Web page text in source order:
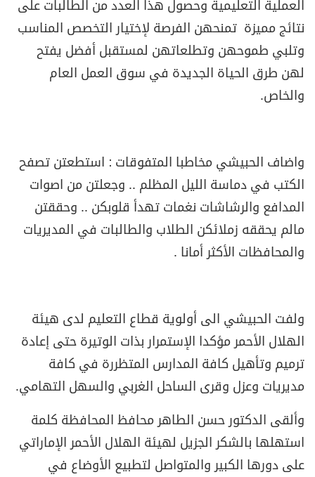
العملية التعليمية وحصول هذا العدد من الطالبات على
نتائج مميزة تمنحهن الفرصة لإختيار التخصص المناسب
وتلبي طموحهن وتطلعاتهن لمستقبل أفضل يفتح
لهن طرق الحياة الجديدة في سوق العمل العام
والخاص.
واضاف الحبيشي مخاطبا المتفوقات : استطعتن تصفح
الكتب في دماسة الليل المظلم .. وجعلتن من اصوات
المدافع والرشاشات نغمات تهدأ قلوبكن .. وحققتن
مالم يحققه زملائكن الطلاب والطالبات في المديريات
والمحافظات الأكثر أمانا .
ولفت الحبيشي الى أولوية قطاع التعليم لدى هيئة
الهلال الأحمر مؤكدا الإستمرار بذات الوتيرة حتى إعادة
ترميم وتأهيل كافة المدارس المتظررة في كافة
مديريات وعزل وقرى الساحل الغربي والسهل التهامي.
وألقى الدكتور حسن الطاهر محافظ المحافظة كلمة
استهلها بالشكر الجزيل لهيئة الهلال الأحمر الإماراتي
على دورها الكبير والمتواصل لتطبيع الأوضاع في